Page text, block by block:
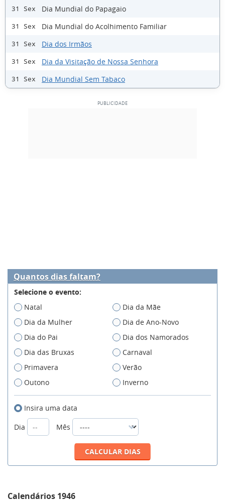
31 Sex Dia Mundial do Papagaio
31 Sex Dia Mundial do Acolhimento Familiar
31 Sex Dia dos Irmãos
31 Sex Dia da Visitação de Nossa Senhora
31 Sex Dia Mundial Sem Tabaco
Quantos dias faltam?
Selecione o evento:
Natal
Dia da Mãe
Dia da Mulher
Dia de Ano-Novo
Dia do Pai
Dia dos Namorados
Dia das Bruxas
Carnaval
Primavera
Verão
Outono
Inverno
Insira uma data
Dia
Mês
Calendários 1946